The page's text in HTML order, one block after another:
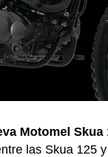
Motomel Skua
las Skua 125